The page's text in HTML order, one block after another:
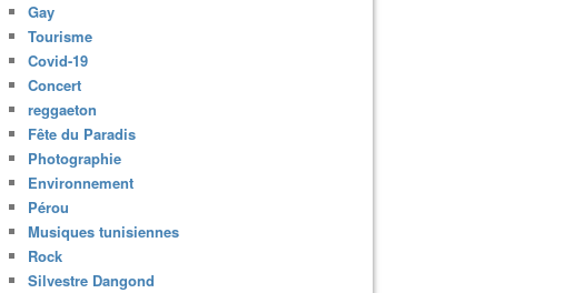
Gay
Tourisme
Covid-19
Concert
reggaeton
Fête du Paradis
Photographie
Environnement
Pérou
Musiques tunisiennes
Rock
Silvestre Dangond